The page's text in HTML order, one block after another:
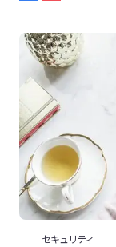
セキュリティ